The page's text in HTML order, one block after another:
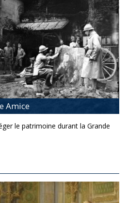
Amice
le patrimoine durant la Grande